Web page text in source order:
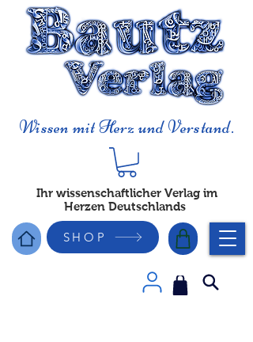
Wissen mit Herz und Verstand.
Ihr wissenschaftlicher Verlag im
Herzen Deutschlands
SHOP